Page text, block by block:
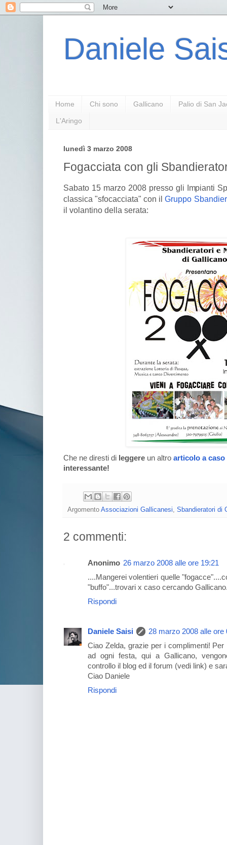
Daniele
Home Chi sono Gallicano Palio di San
L'Aringo
lunedì 3 marzo 2008
Fogacciata con gli
Sabato 15 marzo 2008 presso gli Impianti
classica "sfocacciata" con ilGruppo
il volantino della serata:
Che ne diresti di leggere un altro articolo a caso
interessante!
Argomento Associazioni Gallicanesi Sbandieratori di
2 commenti:
Anonimo 26 marzo 2008 alle ore 19:21
....Mangerei volentieri quelle
"buffo"...trovari x caso cercando
Rispondi
Daniele Saisi
28 marzo 2008 alle ore
Ciao Zelda, grazie per i complimenti!
ad ogni festa, qui a Gallicano,
controllo il blog ed il forum (vedi link) e
Ciao Daniele
Rispondi